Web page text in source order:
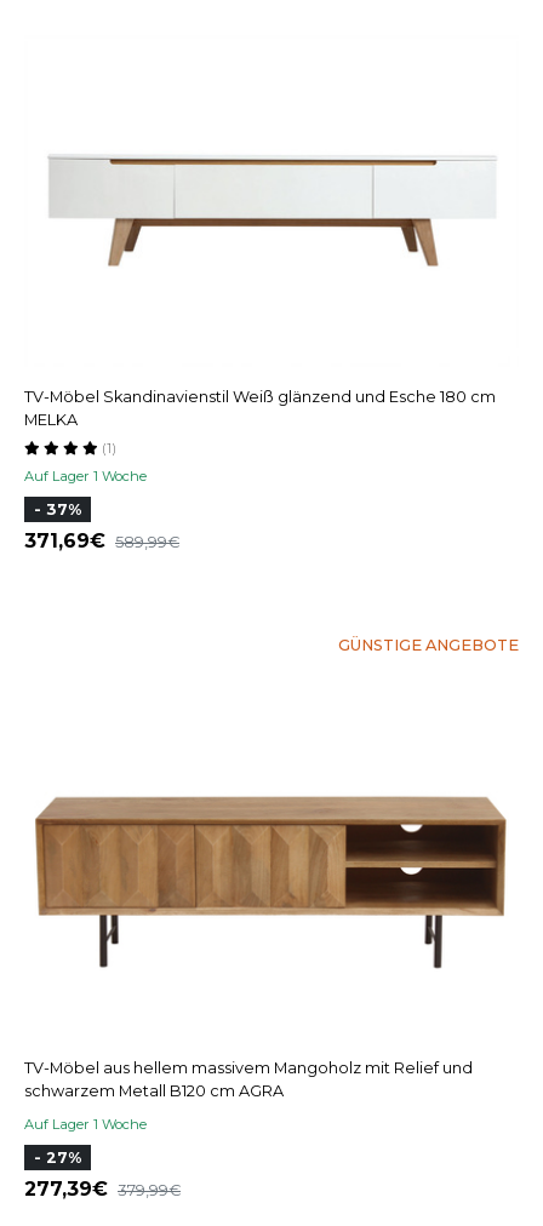
TV-Möbel Skandinavienstil Weiß glänzend und Esche 180 cm
MELKA
Auf Lager 1 Woche
(1)
- 37%
371,69 589,99
GÜNSTIGE ANGEBOTE
TV-Möbel aus hellem massivem Mangoholz mit Relief und
schwarzem Metall B120 cm AGRA
Auf Lager 1 Woche
- 27%
277,39 379,99